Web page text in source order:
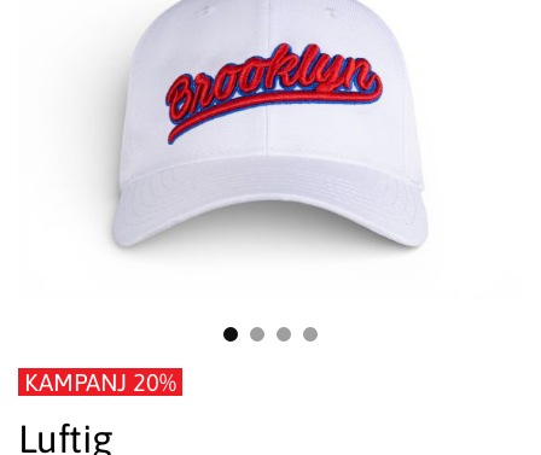
KAMPANJ 20%
Luftig